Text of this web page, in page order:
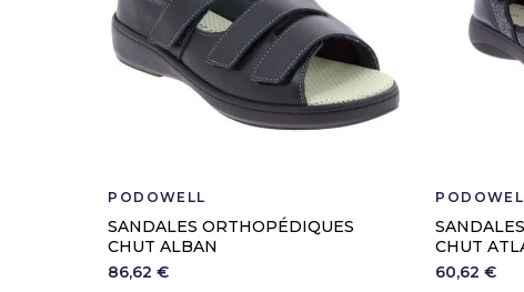
PODOWELL
SANDALES ORTHOPÉDIQUES
CHUT ALBAN
86,62 €
CHUT
60,62 €